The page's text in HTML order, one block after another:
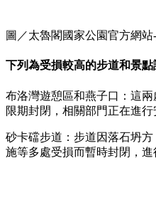
圖／太魯閣國家公園官方網
下列為受損較高的步道和景點
布洛灣遊憩區和燕子口：這
限期封閉，相關部門正在進行
砂卡礑步道：步道因落石坍
施等多處受損而暫時封閉，進